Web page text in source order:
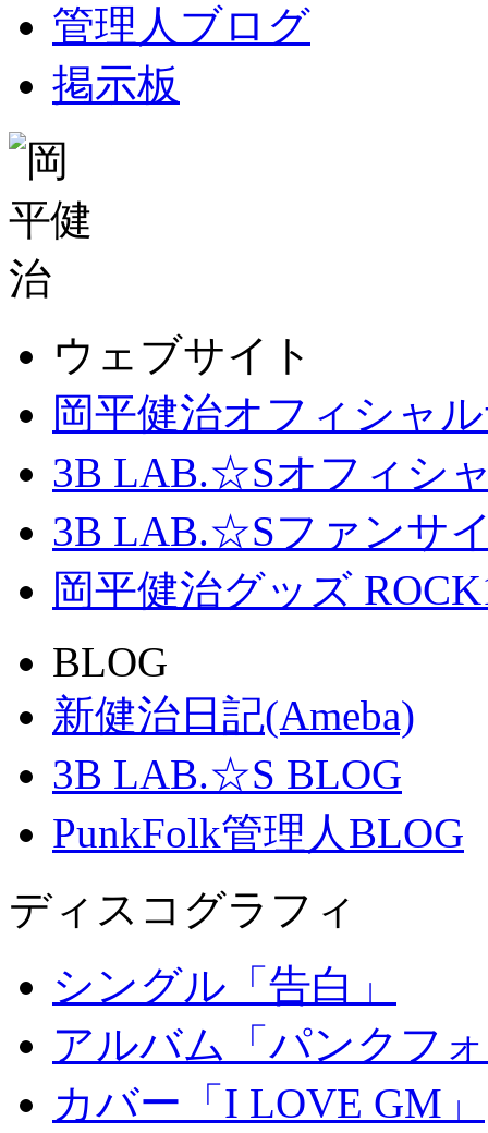
管理人ブログ
掲示板
ウェブサイト
岡平健治オフィシャ
3B LAB.☆Sオフィシ
3B LAB.☆Sファンサイ
岡平健治グッズ
BLOG
新健治日記(Ameba)
3B LAB.☆S BLOG
PunkFolk管理人BLOG
ディスコグラフィ
シングル「告白」
アルバム「パンクフ
カバー「I LOVE GM」